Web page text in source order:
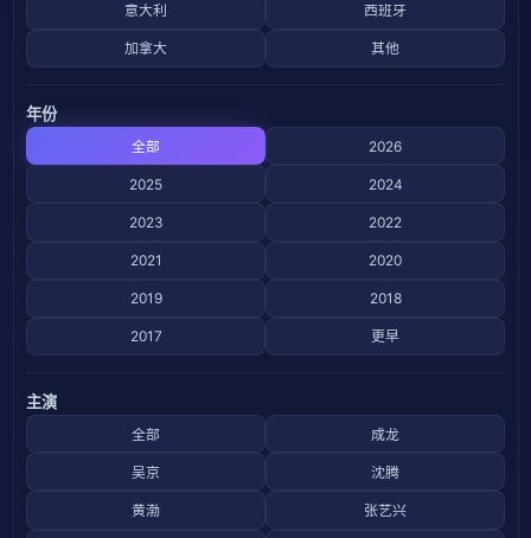
意大利 西班牙
加拿大 其他
年份
全部 2026
2025 2024
2023 2022
2021 2020
2019 2018
2017 更早
主演
全部 成龙
吴京 沈腾
黄渤 张艺兴